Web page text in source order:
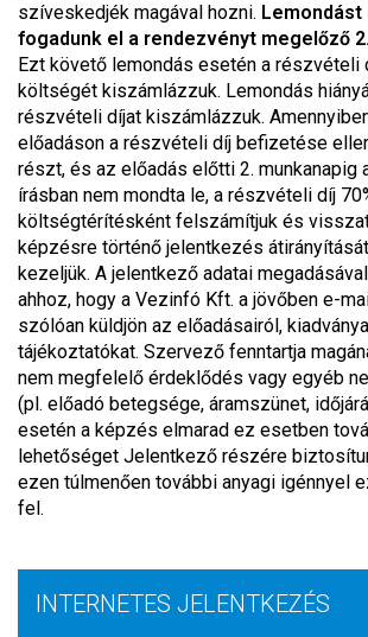
szíveskedjék magával hozni. Lemondást
fogadunk el a rendezvényt megelőző
Ezt követő lemondás esetén a részvételi
költségét kiszámlázzuk. Lemondás
részvételi díjat kiszámlázzuk.
előadáson a részvételi díj befizetése
részt, és az előadás előtti 2. munkanapig
írásban nem mondta le, a részvételi díj
költségtérítésként felszámítjuk és
képzésre történő jelentkezés
kezeljük. A jelentkező adatai
ahhoz, hogy a Vezinfó Kft. a jövőben e-
szólóan küldjön az előadásairól,
tájékoztatókat. Szervező fenntartja
nem megfelelő érdeklődés vagy egyéb
(pl. előadó betegsége, áramszünet,
esetén a képzés elmarad ez esetben
lehetőséget Jelentkező részére
ezen túlmenően további anyagi igénnyel
fel.
INTERNETES JELENTKEZÉS